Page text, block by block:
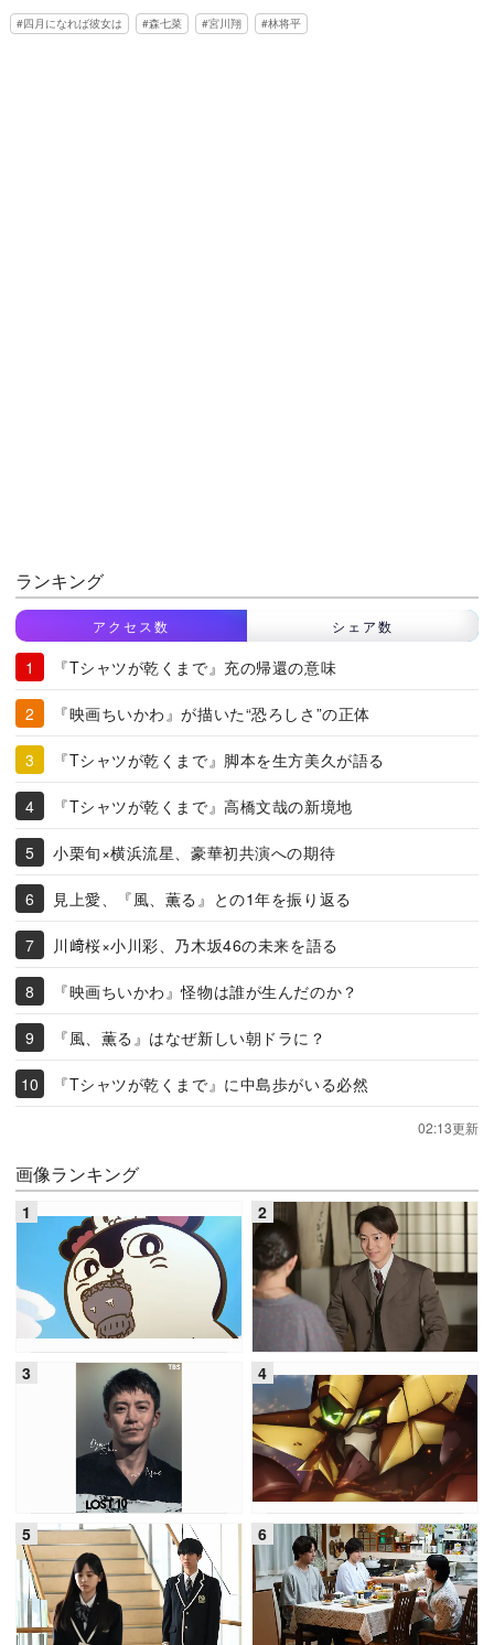
四月になれば彼女は 森七菜 宮川翔 林将平
ランキング
アクセス数 シェア数
『Tシャツが乾くまで』充の帰還の意味
『映画ちいかわ』が描いた“恐ろしさ”の正体
『Tシャツが乾くまで』脚本を生方美久が語る
『Tシャツが乾くまで』高橋文哉の新境地
小栗旬×横浜流星、豪華初共演への期待
見上愛、『風、薫る』との1年を振り返る
川﨑桜×小川彩、乃木坂46の未来を語る
『映画ちいかわ』怪物は誰が生んだのか？
『風、薫る』はなぜ新しい朝ドラに？
『Tシャツが乾くまで』に中島歩がいる必然
02:13更新
画像ランキング